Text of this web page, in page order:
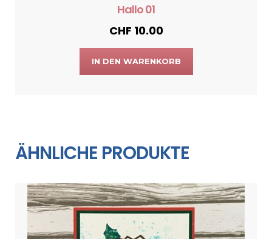
Hallo 01
CHF 10.00
IN DEN WARENKORB
ÄHNLICHE PRODUKTE